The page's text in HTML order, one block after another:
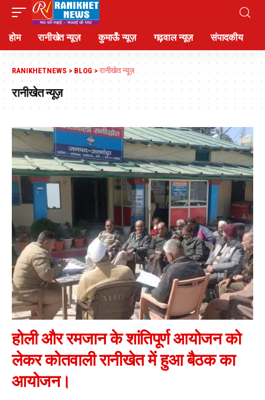
होम रानीखेत न्यूज़ कुमाऊँ न्यूज़ गढ़वाल न्यूज़ संपादकीय
RANIKHETNEWS > BLOG> रानीखेत न्यूज़
रानीखेत न्यूज़
होली और रमजान के शांतिपूर्ण आयोजन को
लेकर कोतवाली रानीखेत में हुआ बैठक का
आयोजन।